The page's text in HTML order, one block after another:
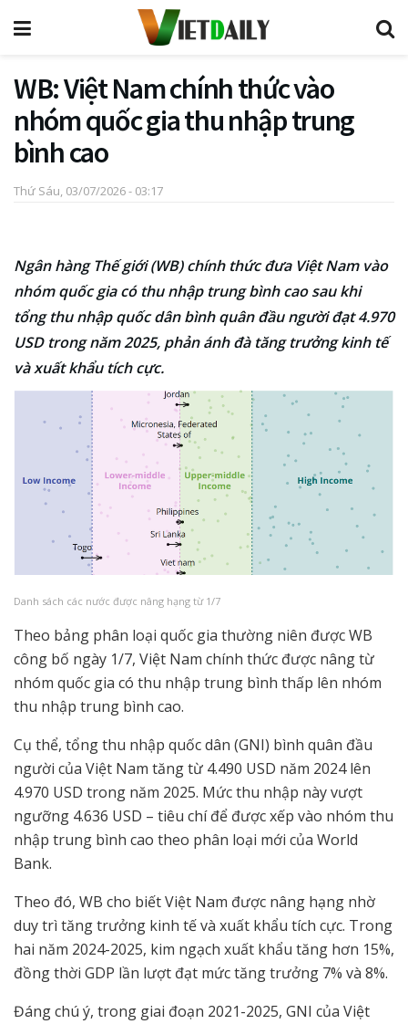
WB: Việt Nam chính thức vào
nhóm quốc gia thu nhập trung
bình cao
Thứ Sáu, 03/07/2026 - 03:17
Ngân hàng Thế giới (WB) chính thức đưa Việt Nam vào
nhóm quốc gia có thu nhập trung bình cao sau khi
tổng thu nhập quốc dân bình quân đầu người đạt 4.970
USD trong năm 2025, phản ánh đà tăng trưởng kinh tế
và xuất khẩu tích cực.
Danh sách các nước được nâng hạng từ 1/7
Theo bảng phân loại quốc gia thường niên được WB
công bố ngày 1/7, Việt Nam chính thức được nâng từ
nhóm quốc gia có thu nhập trung bình thấp lên nhóm
thu nhập trung bình cao.
Cụ thể, tổng thu nhập quốc dân (GNI) bình quân đầu
người của Việt Nam tăng từ 4.490 USD năm 2024 lên
4.970 USD trong năm 2025. Mức thu nhập này vượt
ngưỡng 4.636 USD – tiêu chí để được xếp vào nhóm thu
nhập trung bình cao theo phân loại mới của World
Bank.
Theo đó, WB cho biết Việt Nam được nâng hạng nhờ
duy trì tăng trưởng kinh tế và xuất khẩu tích cực. Trong
hai năm 2024-2025, kim ngạch xuất khẩu tăng hơn 15%,
đồng thời GDP lần lượt đạt mức tăng trưởng 7% và 8%.
Đáng chú ý, trong giai đoạn 2021-2025, GNI của Việt